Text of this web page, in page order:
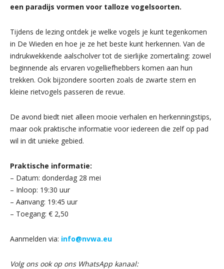
een paradijs vormen voor talloze vogelsoorten.
Tijdens de lezing ontdek je welke vogels je kunt tegenkomen
in De Wieden en hoe je ze het beste kunt herkennen. Van de
indrukwekkende aalscholver tot de sierlijke zomertaling: zowel
beginnende als ervaren vogelliefhebbers komen aan hun
trekken. Ook bijzondere soorten zoals de zwarte stern en
kleine rietvogels passeren de revue.
De avond biedt niet alleen mooie verhalen en herkenningstips,
maar ook praktische informatie voor iedereen die zelf op pad
wil in dit unieke gebied.
Praktische informatie:
– Datum: donderdag 28 mei
– Inloop: 19:30 uur
– Aanvang: 19:45 uur
– Toegang: € 2,50
Aanmelden via: info@nvwa.eu
Volg ons ook op ons WhatsApp kanaal: